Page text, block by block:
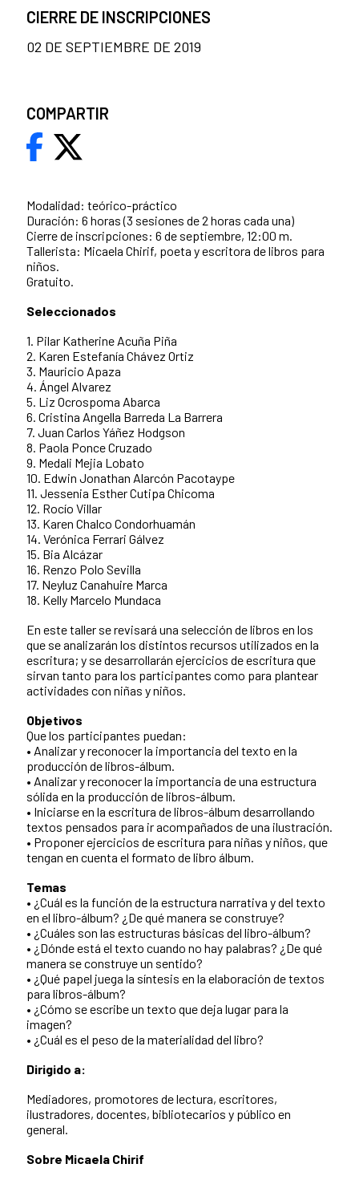
Modalidad: teórico-práctico
Duración: 6 horas (3 sesiones de 2 horas cada una)
Cierre de inscripciones: 6 de septiembre, 12:00 m.
Tallerista: Micaela Chirif, poeta y escritora de libros para
niños.
Gratuito.
Seleccionados
1. Pilar Katherine Acuña Piña
2. Karen Estefanía Chávez Ortiz
3. Mauricio Apaza
4. Ángel Alvarez
5. Liz Ocrospoma Abarca
6. Cristina Angella Barreda La Barrera
7. Juan Carlos Yáñez Hodgson
8. Paola Ponce Cruzado
9. Medali Mejia Lobato
10. Edwin Jonathan Alarcón Pacotaype
11. Jessenia Esther Cutipa Chicoma
12. Rocío Villar
13. Karen Chalco Condorhuamán
14. Verónica Ferrari Gálvez
15. Bia Alcázar
16. Renzo Polo Sevilla
17. Neyluz Canahuire Marca
18. Kelly Marcelo Mundaca
En este taller se revisará una selección de libros en los
que se analizarán los distintos recursos utilizados en la
escritura; y se desarrollarán ejercicios de escritura que
sirvan tanto para los participantes como para plantear
actividades con niñas y niños.
Objetivos
Que los participantes puedan:
• Analizar y reconocer la importancia del texto en la
producción de libros-álbum.
• Analizar y reconocer la importancia de una estructura
sólida en la producción de libros-álbum.
• Iniciarse en la escritura de libros-álbum desarrollando
textos pensados para ir acompañados de una ilustración.
• Proponer ejercicios de escritura para niñas y niños, que
tengan en cuenta el formato de libro álbum.
Temas
• ¿Cuál es la función de la estructura narrativa y del texto
en el libro-álbum? ¿De qué manera se construye?
• ¿Cuáles son las estructuras básicas del libro-álbum?
• ¿Dónde está el texto cuando no hay palabras? ¿De qué
manera se construye un sentido?
• ¿Qué papel juega la síntesis en la elaboración de textos
para libros-álbum?
• ¿Cómo se escribe un texto que deja lugar para la
imagen?
• ¿Cuál es el peso de la materialidad del libro?
Dirigido a:
Mediadores, promotores de lectura, escritores,
ilustradores, docentes, bibliotecarios y público en
general.
Sobre Micaela Chirif
CIERRE DE INSCRIPCIONES
02 DE SEPTIEMBRE DE 2019
COMPARTIR